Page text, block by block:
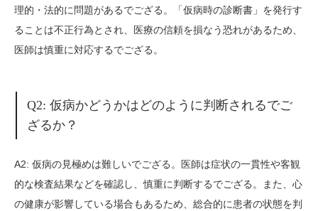
理的・法的に問題があるでござる。「仮病時の診断書」を発行す
ることは不正行為とされ、医療の信頼を損なう恐れがあるため、
医師は慎重に対応するでござる。
Q2: 仮病かどうかはどのように判断されるでご
ざるか？
A2: 仮病の見極めは難しいでござる。医師は症状の一貫性や客観
的な検査結果などを確認し、慎重に判断するでござる。また、心
の健康が影響している場合もあるため、総合的に患者の状態を判